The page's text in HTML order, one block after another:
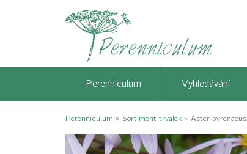
Perenniculum Vyhledávání
Perenniculum » Sortiment trvalek » Aster pyrenaeus